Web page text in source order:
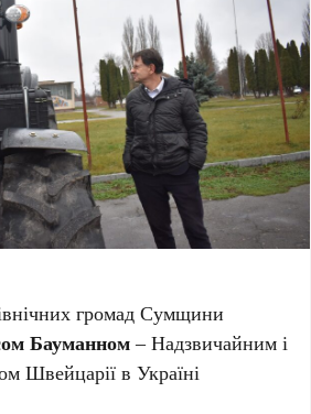
громад Сумщини
Бауманном– Надзвичайним і
Швейцарії в Україні